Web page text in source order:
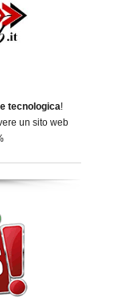
tecnologica!
un sito web